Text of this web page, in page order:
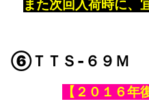
また次回入荷時に、
⑥ＴＴＳ‐６９Ｍ
【２０１６年